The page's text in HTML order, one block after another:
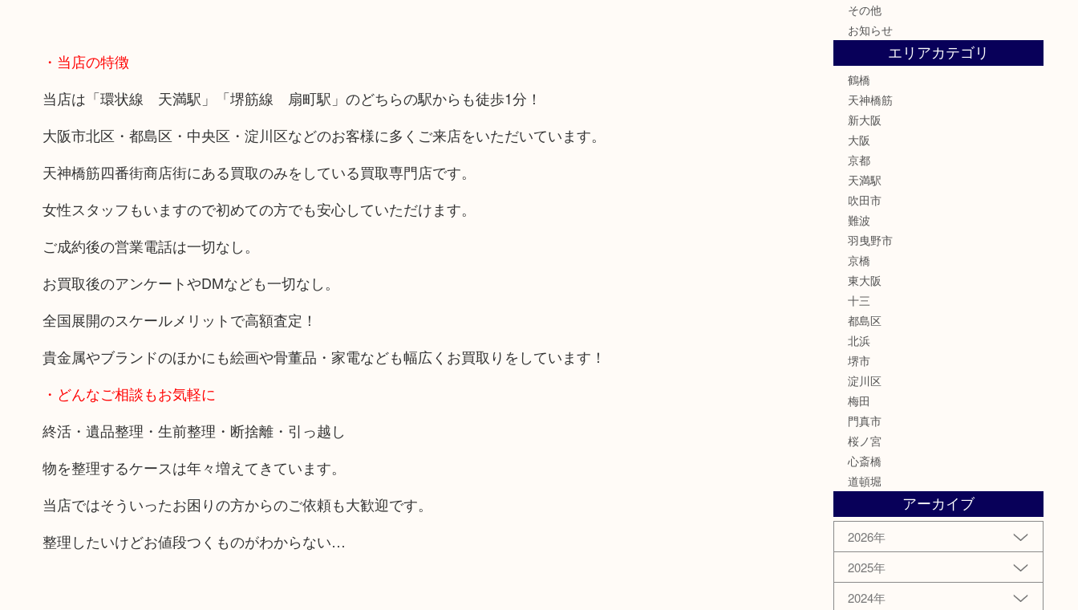
・当店の特徴
当店は「環状線 天満駅」「堺筋線 扇町駅」のどちらの駅からも徒歩1分！
大阪市北区・都島区・中央区・淀川区などのお客様に多くご来店をいただいています。
天神橋筋四番街商店街にある買取のみをしている買取専門店です。
女性スタッフもいますので初めての方でも安心していただけます。
ご成約後の営業電話は一切なし。
お買取後のアンケートやDMなども一切なし。
全国展開のスケールメリットで高額査定！
貴金属やブランドのほかにも絵画や骨董品・家電なども幅広くお買取りをしています！
・どんなご相談もお気軽に
終活・遺品整理・生前整理・断捨離・引っ越し
物を整理するケースは年々増えてきています。
当店ではそういったお困りの方からのご依頼も大歓迎です。
整理したいけどお値段つくものがわからない…
その他
お知らせ
エリアカテゴリ
鶴橋
天神橋筋
新大阪
大阪
京都
天満駅
吹田市
難波
羽曳野市
京橋
東大阪
十三
都島区
北浜
堺市
淀川区
梅田
門真市
桜ノ宮
心斎橋
道頓堀
アーカイブ
2026年
2025年
2024年